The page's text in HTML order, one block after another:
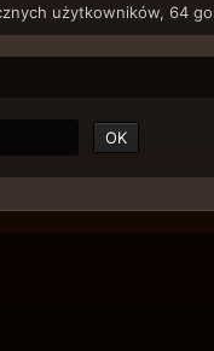
użytkowników, 64